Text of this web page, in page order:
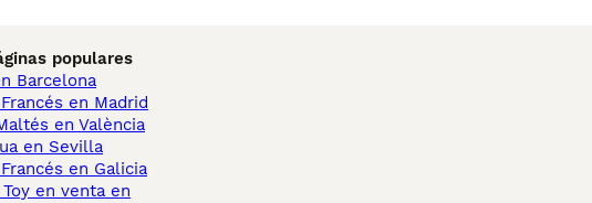
populares
Barcelona
en Madrid
en València
en Sevilla
en Galicia
en venta en